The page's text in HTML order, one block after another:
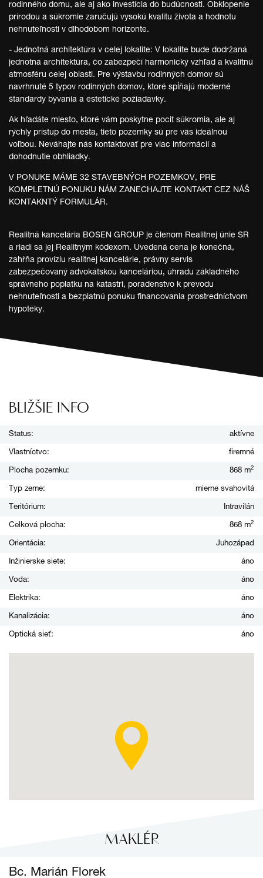
rodinného domu, ale aj ako investícia do budúcnosti. Obklopenie
prírodou a súkromie zaručujú vysokú kvalitu života a hodnotu
nehnuteľnosti v dlhodobom horizonte.
- Jednotná architektúra v celej lokalite: V lokalite bude dodržaná
jednotná architektúra, čo zabezpečí harmonický vzhľad a kvalitnú
atmosféru celej oblasti. Pre výstavbu rodinných domov sú
navrhnuté 5 typov rodinných domov, ktoré spĺňajú moderné
štandardy bývania a estetické požiadavky.
Ak hľadáte miesto, ktoré vám poskytne pocit súkromia, ale aj
rýchly prístup do mesta, tieto pozemky sú pre vás ideálnou
voľbou. Neváhajte nás kontaktovať pre viac informácií a
dohodnutie obhliadky.
V PONUKE MÁME 32 STAVEBNÝCH POZEMKOV, PRE
KOMPLETNÚ PONUKU NÁM ZANECHAJTE KONTAKT CEZ NÁŠ
KONTAKNTÝ FORMULÁR.
Realitná kancelária BOSEN GROUP je členom Realitnej únie SR
a riadi sa jej Realitným kódexom. Uvedená cena je konečná,
zahŕňa províziu realitnej kancelárie, právny servis
zabezpečovaný advokátskou kanceláriou, úhradu základného
správneho poplatku na katastri, poradenstvo k prevodu
nehnuteľnosti a bezplatnú ponuku financovania prostredníctvom
hypotéky.
BLIŽŠIE INFO
Status: aktívne
Vlastníctvo: firemné
Plocha pozemku: 868 m2
Typ zeme: mierne svahovitá
Teritórium: Intravilán
Celková plocha: 868 m2
Orientácia: Juhozápad
Inžinierske siete: áno
Voda: áno
Elektrika: áno
Kanalizácia: áno
Optická sieť: áno
MAKLÉR
Bc. Marián Florek